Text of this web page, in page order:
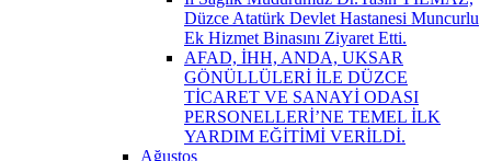
Düzce Atatürk Devlet Hastanesi Muncurlu
Ek Hizmet Binasını Ziyaret Etti.
AFAD, İHH, ANDA, UKSAR
GÖNÜLLÜLERİ İLE DÜZCE
TİCARET VE SANAYİ ODASI
PERSONELLERİ’NE TEMEL İLK
YARDIM EĞİTİMİ VERİLDİ.
Ağustos